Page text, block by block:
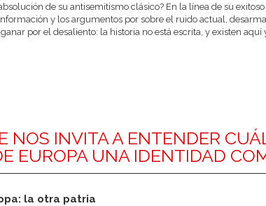
de su antisemitismo clásico? En la línea de su
y los argumentos por sobre el ruido actual,
por el desaliento: la historia no está escrita, y existen
NOS INVITA A ENTENDER
EUROPA UNA IDENTIDAD
la otra patria